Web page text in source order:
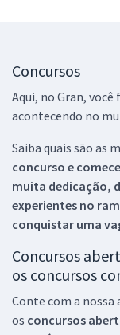
Concursos
Aqui, no Gran,
acontecendo no
Saiba quais são as
concurso e
muita dedicação,
experientes no
conquistar uma
Concursos
os concursos
Conte com a nossa
os concursos